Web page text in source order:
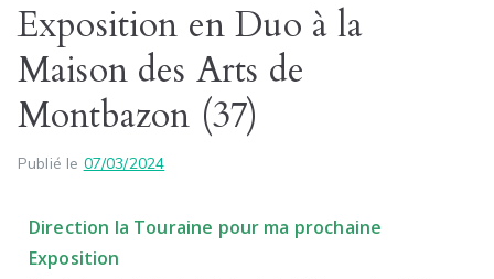
Exposition en Duo à la
Maison des Arts de
Montbazon (37)
Publié le 07/03/2024
Direction la Touraine pour ma prochaine
Exposition